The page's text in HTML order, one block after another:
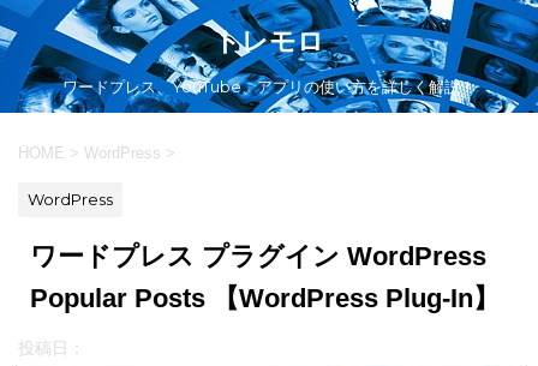
トレモロ
ワードプレス、YouTube、アプリの使い方を詳しく解説！
HOME > WordPress >
WordPress
ワードプレス プラグイン WordPress
Popular Posts 【WordPress Plug-In】
投稿日：